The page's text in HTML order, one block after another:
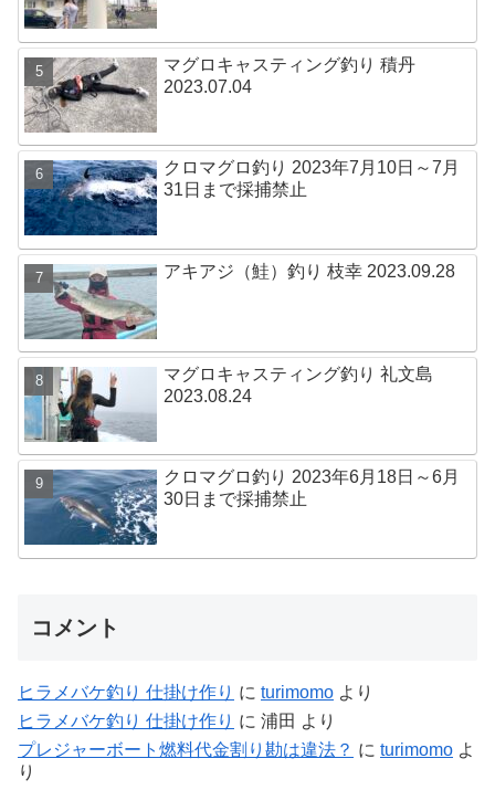
マグロキャスティング釣り 積丹
2023.07.04
クロマグロ釣り 2023年7月10日～7月
31日まで採捕禁止
アキアジ（鮭）釣り 枝幸 2023.09.28
マグロキャスティング釣り 礼文島
2023.08.24
クロマグロ釣り 2023年6月18日～6月
30日まで採捕禁止
コメント
ヒラメバケ釣り 仕掛け作り に turimomo より
ヒラメバケ釣り 仕掛け作り に 浦田 より
プレジャーボート燃料代金割り勘は違法？ に turimomo よ
り